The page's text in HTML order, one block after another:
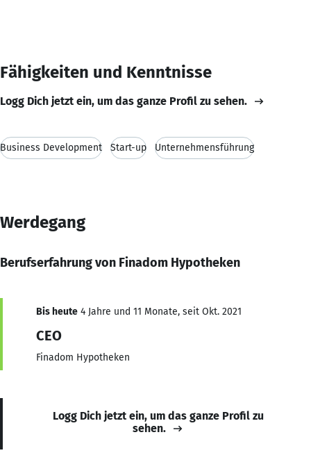
Fähigkeiten und Kenntnisse
Logg Dich jetzt ein, um das ganze Profil zu sehen.
Business Development Start-up Unternehmensführung
Werdegang
Berufserfahrung von Finadom Hypotheken
Bis heute 4 Jahre und 11 Monate, seit Okt. 2021
CEO
Finadom Hypotheken
Logg Dich jetzt ein, um das ganze Profil zu
sehen.